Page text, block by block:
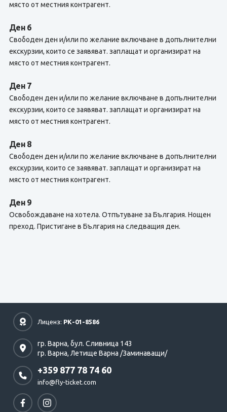
място от местния контрагент.
Ден 6
Свободен ден и/или по желание включване в допълнителни
екскурзии, които се заявяват. заплащат и организират на
място от местния контрагент.
Ден 7
Свободен ден и/или по желание включване в допълнителни
екскурзии, които се заявяват. заплащат и организират на
място от местния контрагент.
Ден 8
Свободен ден и/или по желание включване в допълнителни
екскурзии, които се заявяват. заплащат и организират на
място от местния контрагент.
Ден 9
Освобождаване на хотела. Отпътуване за България. Нощен
преход. Пристигане в България на следващия ден.
Лиценз: РК-01-8586
гр. Варна, бул. Сливница 143
гр. Варна, Летище Варна /Заминаващи/
+359 877 78 74 60
info@fly-ticket.com